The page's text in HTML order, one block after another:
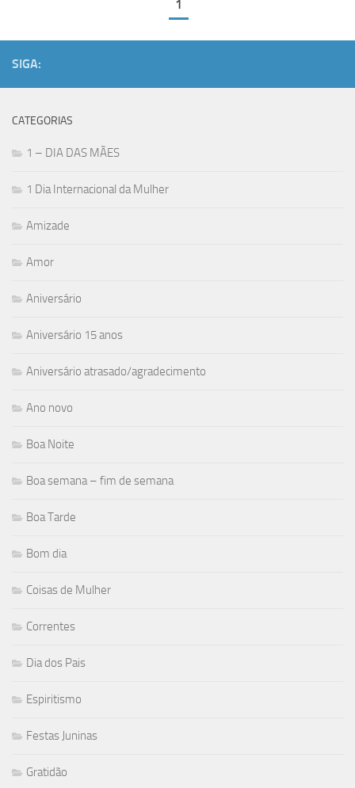
1
SIGA:
CATEGORIAS
1 – DIA DAS MÃES
1 Dia Internacional da Mulher
Amizade
Amor
Aniversário
Aniversário 15 anos
Aniversário atrasado/agradecimento
Ano novo
Boa Noite
Boa semana – fim de semana
Boa Tarde
Bom dia
Coisas de Mulher
Correntes
Dia dos Pais
Espiritismo
Festas Juninas
Gratidão